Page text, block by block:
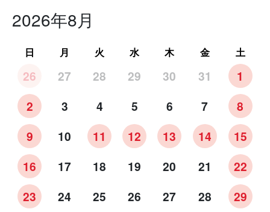
2026年8月
日 月 火 水 木 金 土
26 27 28 29 30 31
1
2
3 4 5 6 7
8
9
10 11 12 13 14
15
16
17 18 19 20 21
22
23
24 25 26 27 28
29